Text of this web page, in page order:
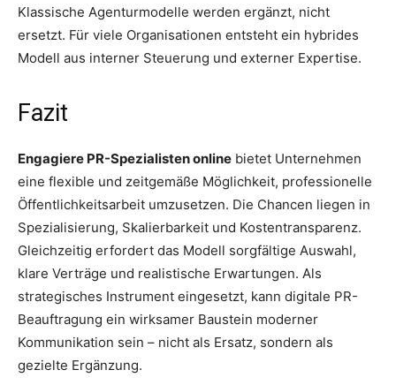
Klassische Agenturmodelle werden ergänzt, nicht
ersetzt. Für viele Organisationen entsteht ein hybrides
Modell aus interner Steuerung und externer Expertise.
Fazit
Engagiere PR-Spezialisten online bietet Unternehmen
eine flexible und zeitgemäße Möglichkeit, professionelle
Öffentlichkeitsarbeit umzusetzen. Die Chancen liegen in
Spezialisierung, Skalierbarkeit und Kostentransparenz.
Gleichzeitig erfordert das Modell sorgfältige Auswahl,
klare Verträge und realistische Erwartungen. Als
strategisches Instrument eingesetzt, kann digitale PR-
Beauftragung ein wirksamer Baustein moderner
Kommunikation sein – nicht als Ersatz, sondern als
gezielte Ergänzung.